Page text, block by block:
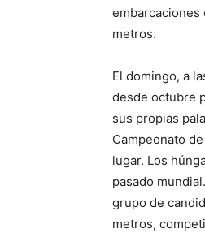
metros.
El domingo, a
desde octubre
sus propias
Campeonato
lugar. Los
pasado
grupo de
metros,